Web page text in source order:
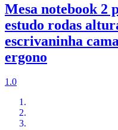
Mesa notebook 2
estudo rodas
escrivaninha
ergono
1.0